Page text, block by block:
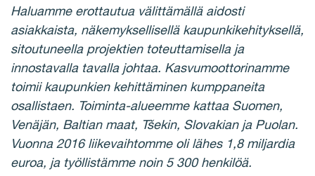
Haluamme erottautua välittämällä aidosti
asiakkaista, näkemyksellisellä kaupunkikehityksellä,
sitoutuneella projektien toteuttamisella ja
innostavalla tavalla johtaa. Kasvumoottorinamme
toimii kaupunkien kehittäminen kumppaneita
osallistaen. Toiminta-alueemme kattaa Suomen,
Venäjän, Baltian maat, Tšekin, Slovakian ja Puolan.
Vuonna 2016 liikevaihtomme oli lähes 1,8 miljardia
euroa, ja työllistämme noin 5 300 henkilöä.